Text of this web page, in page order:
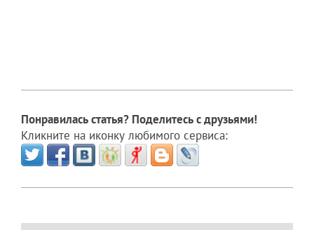
Понравилась статья? Поделитесь с друзьями!
Кликните на иконку любимого сервиса: